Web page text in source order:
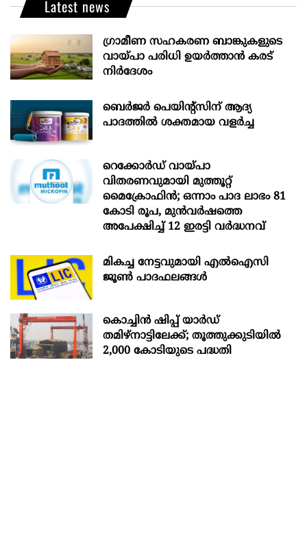
Latest news
ഗ്രാമീണ സഹകരണ ബാങ്കുകളുടെ
വായ്പാ പരിധി ഉയർത്താൻ കരട്
നിർദേശം
ബെർജർ പെയിന്റ്സിന് ആദ്യ
പാദത്തിൽ ശക്തമായ വളർച്ച
റെക്കോർഡ് വായ്പാ
വിതരണവുമായി മുത്തൂറ്റ്
മൈക്രോഫിൻ; ഒന്നാം പാദ ലാഭം 81
കോടി രൂപ, മുൻവർഷത്തെ
അപേക്ഷിച്ച് 12 ഇരട്ടി വർദ്ധനവ്
മികച്ച നേട്ടവുമായി എൽഐസി
ജൂൺ പാദഫലങ്ങൾ
കൊച്ചിന്‍ ഷിപ്പ് യാർഡ്
തമിഴ്നാട്ടിലേക്ക്; തൂത്തുക്കുടിയിൽ
2,000 കോടിയുടെ പദ്ധതി